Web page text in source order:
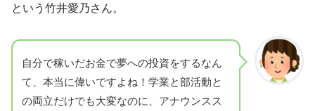
という竹井愛乃さん。
自分で稼いだお金で夢への投資をするなん
て、本当に偉いですよね！学業と部活動と
の両立だけでも大変なのに、アナウンスス